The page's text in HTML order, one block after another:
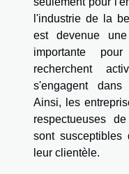
l'industrie de la
est devenue
importante
recherchent
s'engagent
Ainsi, les
respectueuses
sont susceptibles
leur clientèle.